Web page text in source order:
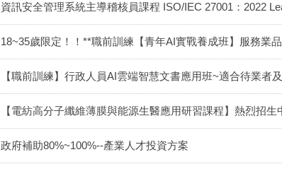
資訊安全管理系統主導稽核員課程 ISO/IEC 27001：2022
18~35歲限定！！**職前訓練【青年AI實戰養成班】服務業
【職前訓練】行政人員AI雲端智慧文書應用班~適合待業者
【電紡高分子纖維薄膜與能源生醫應用研習課程】熱烈招生
政府補助80%~100%--產業人才投資方案